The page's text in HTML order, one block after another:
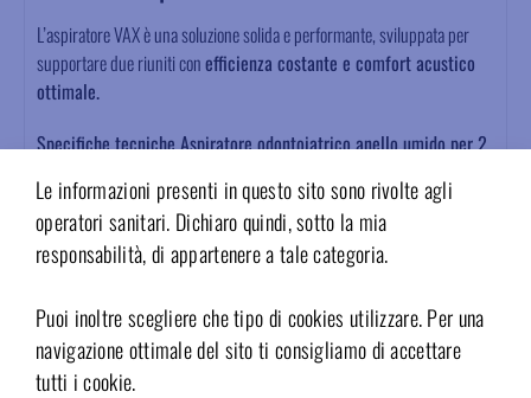
Le informazioni presenti in questo sito sono rivolte agli
operatori sanitari. Dichiaro quindi, sotto la mia
responsabilità, di appartenere a tale categoria.
Puoi inoltre scegliere che tipo di cookies utilizzare. Per una
navigazione ottimale del sito ti consigliamo di accettare
tutti i cookie.
L’aspiratore VAX è una soluzione solida e performante, sviluppata per
supportare due riuniti conefficienza costante e comfort acustico
ottimale.
Specifiche tecniche Aspiratore odontoiatrico anello umido per 2
Tipologia umido
Centralino Si